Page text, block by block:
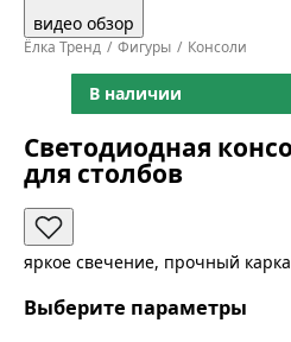
видео обзор
Ёлка Тренд Фигуры Консоли
В наличии
Светодиодная
для столбов
яркое свечение, прочный
Выберите параметры